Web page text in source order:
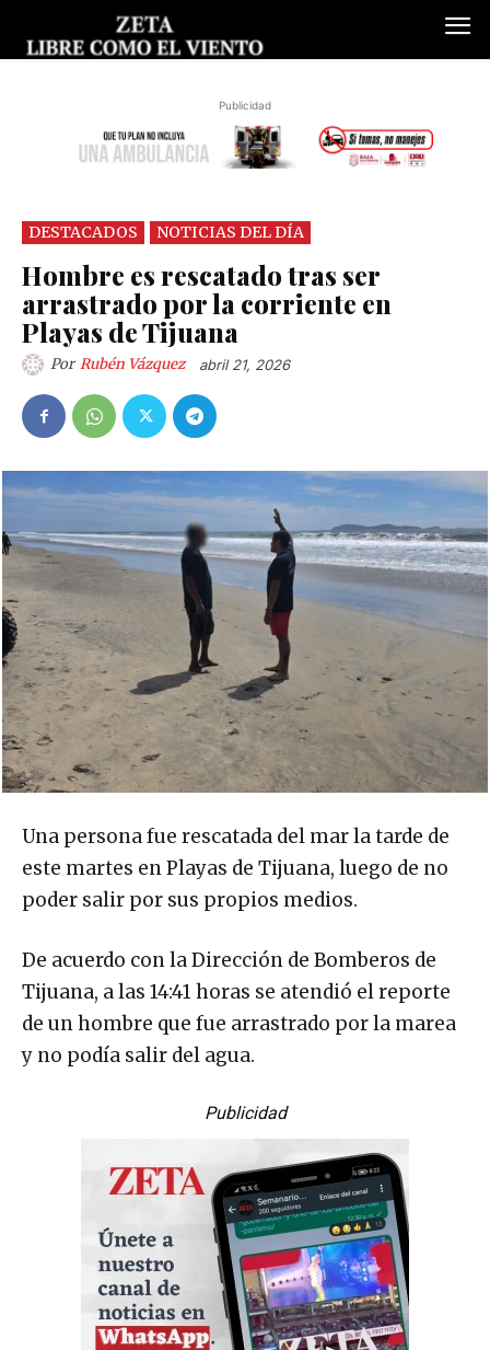
Publicidad
DESTACADOS NOTICIAS DEL DÍA
Hombre es rescatado tras ser
arrastrado por la corriente en
Playas de Tijuana
Por Rubén Vázquez abril 21, 2026
Una persona fue rescatada del mar la tarde de
este martes en Playas de Tijuana, luego de no
poder salir por sus propios medios.
De acuerdo con la Dirección de Bomberos de
Tijuana, a las 14:41 horas se atendió el reporte
de un hombre que fue arrastrado por la marea
y no podía salir del agua.
Publicidad